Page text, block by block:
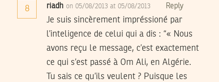
8 riadh on 05/08/2013 at 05/08/2013 Reply
Je suis sincèrement impréssioné par
l’inteligence de celui qui a dis : “« Nous
avons reçu le message, c’est exactement
ce qui s’est passé à Om Ali, en Algérie.
Tu sais ce qu’ils veulent ? Puisque les